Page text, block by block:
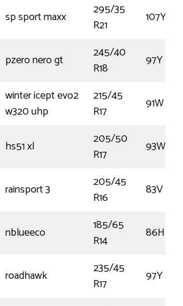
sp sport maxx
295/35
R21
107Y
pzero nero gt
245/40
R18
97Y
winter icept evo2
w320 uhp
215/45
R17
91W
hs51 xl
205/50
R17
93W
rainsport 3
205/45
R16
83V
nblueeco
185/65
R14
86H
roadhawk
235/45
R17
97Y